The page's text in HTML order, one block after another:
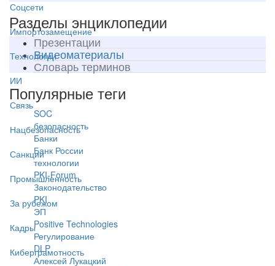
Соцсети
Импортозамещение
Технологии
ИИ
Связь
Нацбезопасность
Санкции
Промышленность
За рубежом
Кадры
Киберграмотность
Разделы энциклопедии
Презентации
Видеоматериалы
Словарь терминов
Популярные теги
SOC
безопасность
Банки
Банк России
технологии
PKI-Forum
Законодательство
PKI
ЭП
Positive Technologies
Регулирование
DLP
Алексей Лукацкий